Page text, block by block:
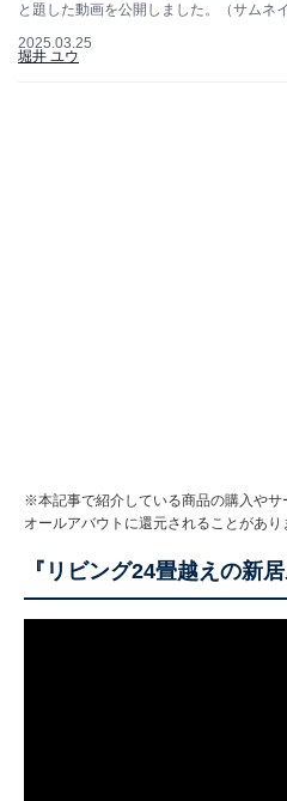
と題した動画を公開しました。（サムネ
2025.03.25
堀井 ユウ
※本記事で紹介している商品の購入や
オールアバウトに還元されることがあり
『リビング24畳越えの新